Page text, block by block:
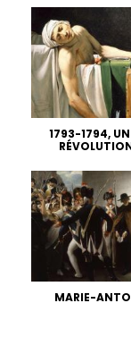
1793-1794,
MARIE-